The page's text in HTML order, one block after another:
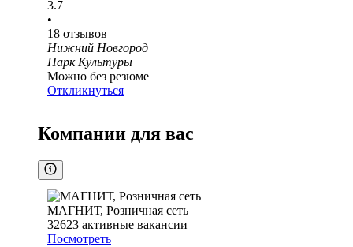
3.7
•
18 отзывов
Нижний Новгород
Парк Культуры
Можно без резюме
Откликнуться
Компании для вас
МАГНИТ, Розничная сеть
32623 активные вакансии
Посмотреть